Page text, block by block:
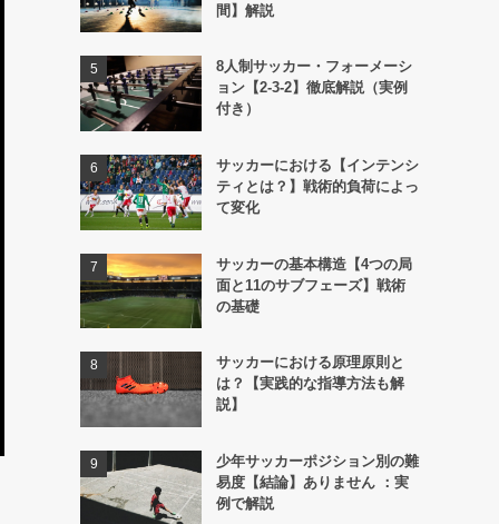
間】解説
8人制サッカー・フォーメーシ
ョン【2-3-2】徹底解説（実例
付き）
サッカーにおける【インテンシ
ティとは？】戦術的負荷によっ
て変化
サッカーの基本構造【4つの局
面と11のサブフェーズ】戦術
の基礎
サッカーにおける原理原則と
は？【実践的な指導方法も解
説】
少年サッカーポジション別の難
易度【結論】ありません ：実
例で解説